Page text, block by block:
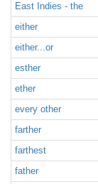
East Indies - the
either
either...or
esther
ether
every other
farther
farthest
father